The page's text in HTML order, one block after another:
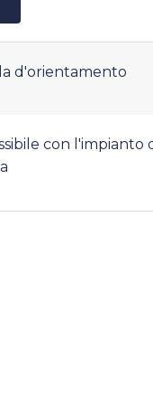
d'orientamento
con l'impianto